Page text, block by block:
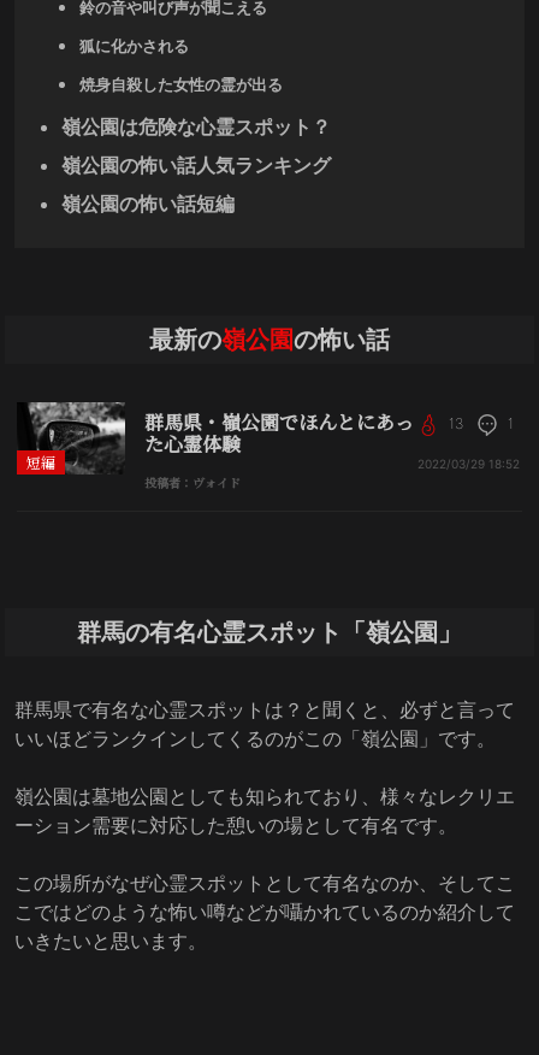
鈴の音や叫び声が聞こえる
狐に化かされる
焼身自殺した女性の霊が出る
嶺公園は危険な心霊スポット？
嶺公園の怖い話人気ランキング
嶺公園の怖い話短編
最新の嶺公園の怖い話
短編
群馬県・嶺公園でほんとにあっ
た心霊体験
投稿者：ヴォイド
13 1
2022/03/29 18:52
群馬の有名心霊スポット「嶺公園」
群馬県で有名な心霊スポットは？と聞くと、必ずと言って
いいほどランクインしてくるのがこの「嶺公園」です。
嶺公園は墓地公園としても知られており、様々なレクリエ
ーション需要に対応した憩いの場として有名です。
この場所がなぜ心霊スポットとして有名なのか、そしてこ
こではどのような怖い噂などが囁かれているのか紹介して
いきたいと思います。